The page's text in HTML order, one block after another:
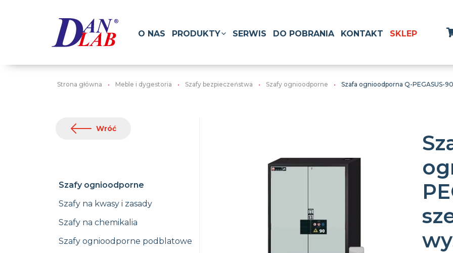
O NAS PRODUKTY SERWIS DO POBRANIA KONTAKT SKLEP
Strona główna Meble i dygestoria Szafy bezpieczeństwa Szafy ognioodporne Szafa ognioodporna Q-PEGASUS-
Wróć
Szafy ognioodporne
Szafy na kwasy i zasady
Szafy na chemikalia
Szafy ognioodporne podblatowe